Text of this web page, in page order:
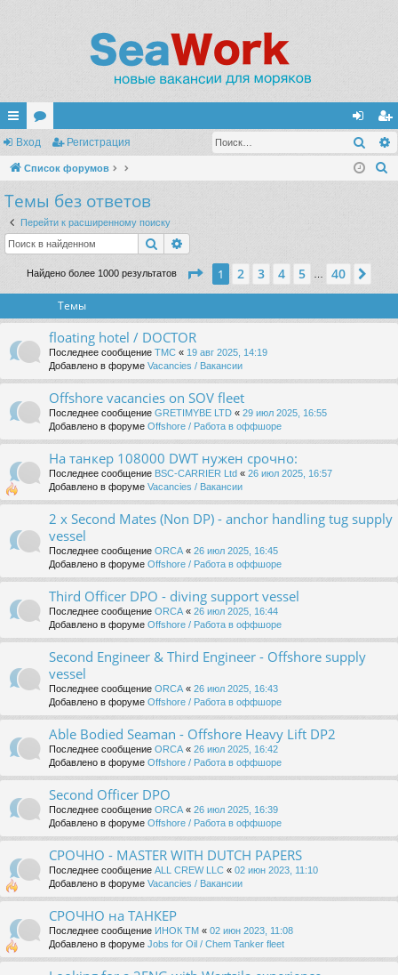
с
ы
лк
и
ор
ум
ы
хо
д
ег
ис
Вход Регистрация
Список форумов
Темы без ответов
Перейти к расширенному поиску
Поиск
Найдено более 1000 результатов Страница из 40
1 2 3 4 5 40
Темы
floating hotel / DOCTOR
Последнее сообщение TMC « 19 авг 2025, 14:19
Добавлено в форуме Vacancies / Вакансии
Offshore vacancies on SOV fleet
Последнее сообщение GRETIMYBE LTD « 29 июл 2025, 16:55
Добавлено в форуме Offshore / Работа в оффшоре
На танкер 108000 DWT нужен срочно:
Последнее сообщение BSC-CARRIER Ltd « 26 июл 2025, 16:57
Добавлено в форуме Vacancies / Вакансии
2 x Second Mates (Non DP) - anchor handling tug supply
vessel
Последнее сообщение ORCA « 26 июл 2025, 16:45
Добавлено в форуме Offshore / Работа в оффшоре
Third Officer DPO - diving support vessel
Последнее сообщение ORCA « 26 июл 2025, 16:44
Добавлено в форуме Offshore / Работа в оффшоре
Second Engineer & Third Engineer - Offshore supply
vessel
Последнее сообщение ORCA « 26 июл 2025, 16:43
Добавлено в форуме Offshore / Работа в оффшоре
Able Bodied Seaman - Offshore Heavy Lift DP2
Последнее сообщение ORCA « 26 июл 2025, 16:42
Добавлено в форуме Offshore / Работа в оффшоре
Second Officer DPO
Последнее сообщение ORCA « 26 июл 2025, 16:39
Добавлено в форуме Offshore / Работа в оффшоре
СРОЧНО - MASTER WITH DUTCH PAPERS
Последнее сообщение ALL CREW LLC « 02 июн 2023, 11:10
Добавлено в форуме Vacancies / Вакансии
СРОЧНО на ТАНКЕР
Последнее сообщение ИНОК ТМ « 02 июн 2023, 11:08
Добавлено в форуме Jobs for Oil / Chem Tanker fleet